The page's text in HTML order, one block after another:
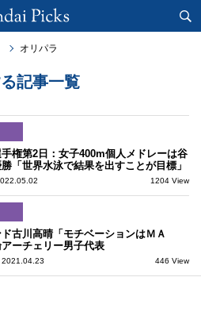
オリパラ
記事一覧
手権第2日：女子400m個人メドレーは谷
「世界水泳で結果を出すことが目標」
1204 View
古川高晴「モチベーションはＭＡ
ーチェリー男子代表
446 View